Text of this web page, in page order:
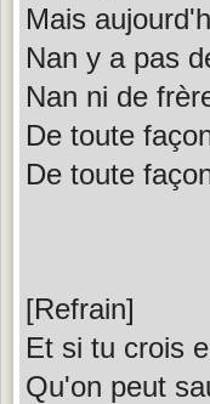
Mais
Nan y a pas
Nan ni de
De toute
De toute
[Refrain]
Et si tu crois
Qu'on peut